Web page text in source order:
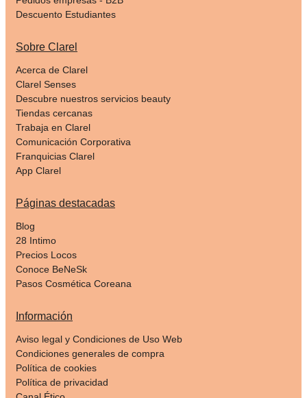
Descuento Estudiantes
Sobre Clarel
Acerca de Clarel
Clarel Senses
Descubre nuestros servicios beauty
Tiendas cercanas
Trabaja en Clarel
Comunicación Corporativa
Franquicias Clarel
App Clarel
Páginas destacadas
Blog
28 Intimo
Precios Locos
Conoce BeNeSk
Pasos Cosmética Coreana
Información
Aviso legal y Condiciones de Uso Web
Condiciones generales de compra
Política de cookies
Política de privacidad